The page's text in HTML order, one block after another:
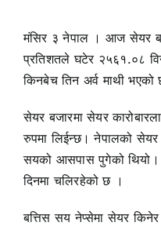
मंसिर ३ नेपाल । आज सेयर
प्रतिशतले घटेर २५६१.०८
किनबेच तिन अर्व माथी भएको
सेयर बजारमा सेयर
रुपमा लिईन्छ। नेपालको सेयर
सयको आसपास पुगेको थियो।
दिनमा चलिरहेको छ ।
बत्तिस सय नेप्सेमा सेयर